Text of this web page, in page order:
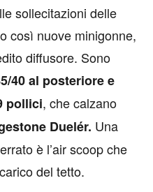
sollecitazioni delle
così nuove minigonne,
diffusore. Sono
40 al posteriore e
pollici, che calzano
Duelér. Una
è l’air scoop che
del tetto.